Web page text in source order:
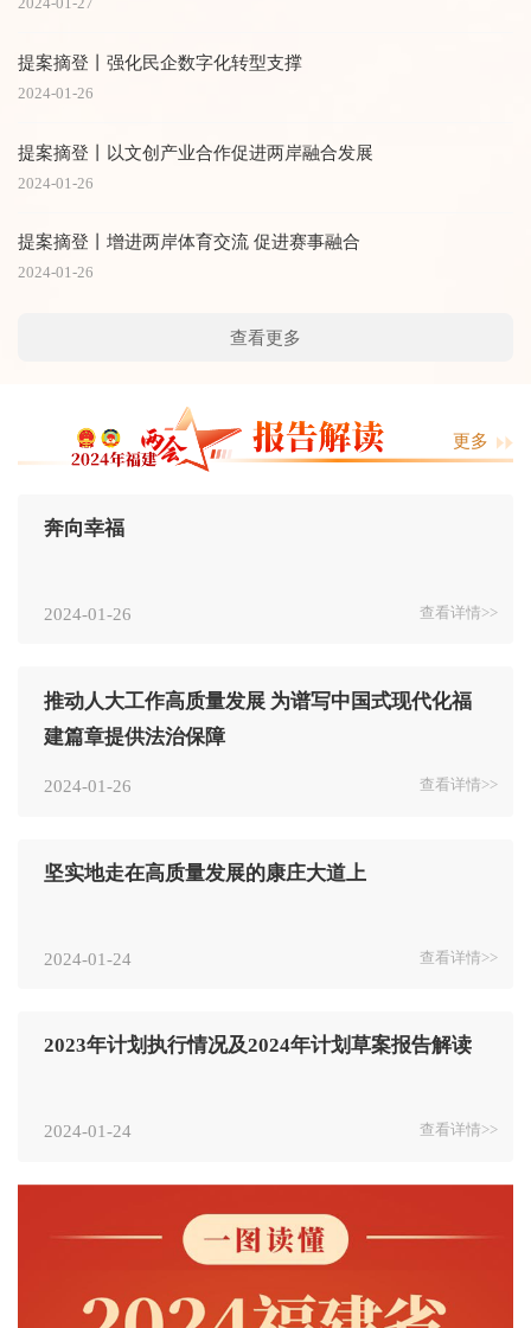
提案摘登丨强化民企数字化转型支撑
2024-01-26
提案摘登丨以文创产业合作促进两岸融合发展
2024-01-26
提案摘登丨增进两岸体育交流 促进赛事融合
2024-01-26
查看更多
更多
奔向幸福
2024-01-26 查看详情>>
推动人大工作高质量发展 为谱写中国式现代化福
建篇章提供法治保障
2024-01-26 查看详情>>
坚实地走在高质量发展的康庄大道上
2024-01-24 查看详情>>
2023年计划执行情况及2024年计划草案报告解读
2024-01-24 查看详情>>